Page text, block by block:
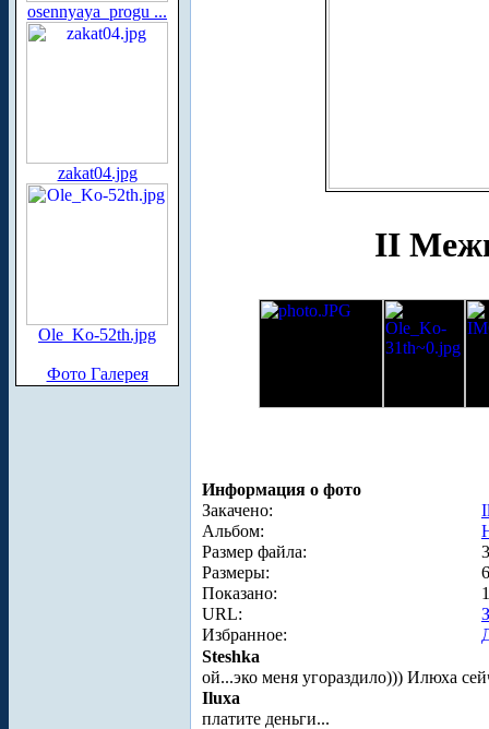
osennyaya_progu ...
zakat04.jpg
Ole_Ko-52th.jpg
Фото Галерея
II
Информация о фото
Закачено:
Альбом:
Размер файла:
Размеры:
Показано:
URL:
Избранное:
Steshka
ой...эко меня угораздило))) Илюха
Iluxa
платите деньги...